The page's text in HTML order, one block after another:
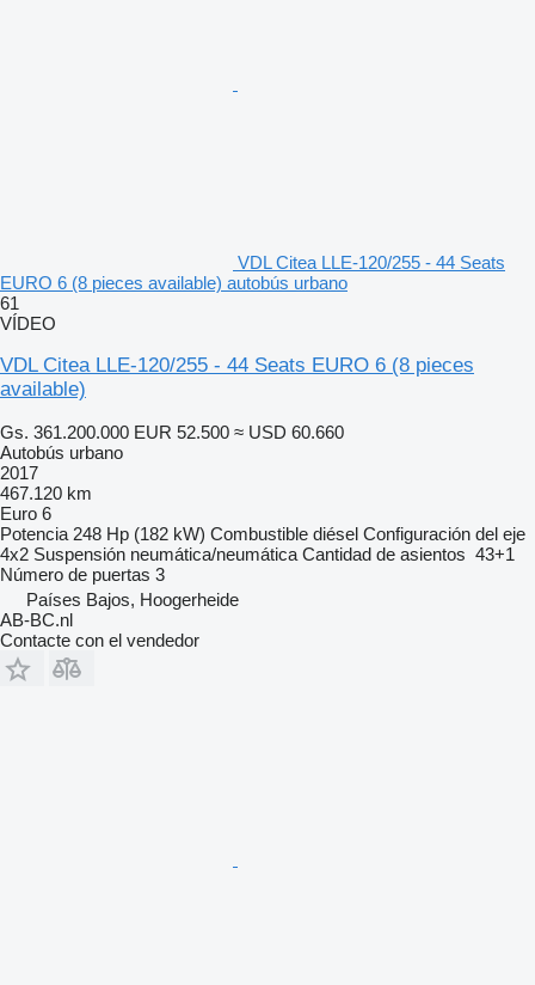
VDL Citea LLE-120/255 - 44 Seats
EURO 6 (8 pieces available) autobús urbano
61
VÍDEO
VDL Citea LLE-120/255 - 44 Seats EURO 6 (8 pieces
available)
Gs. 361.200.000 EUR 52.500 ≈ USD 60.660
Autobús urbano
2017
467.120 km
Euro 6
Potencia 248 Hp (182 kW) Combustible diésel Configuración del eje
4x2 Suspensión neumática/neumática Cantidad de asientos 43+1
Número de puertas 3
Países Bajos, Hoogerheide
AB-BC.nl
Contacte con el vendedor